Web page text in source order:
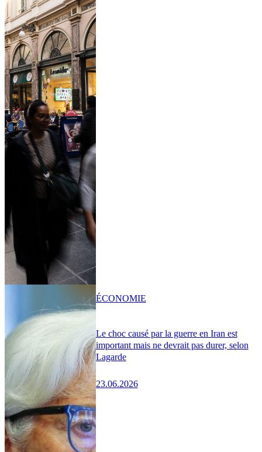
Le choc causé par la guerre en Iran est
important mais ne devrait pas durer, selon
Lagarde
23.06.2026
ÉCONOMIE